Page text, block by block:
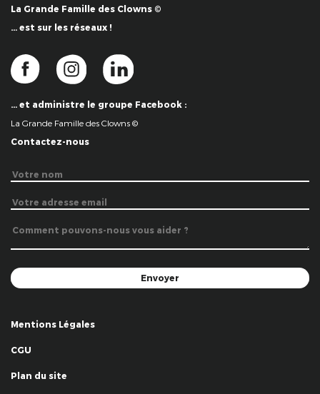
La Grande Famille des Clowns ©
… est sur les réseaux !
… et administre le groupe Facebook :
La Grande Famille des Clowns ©
Contactez-nous
Mentions Légales
CGU
Plan du site